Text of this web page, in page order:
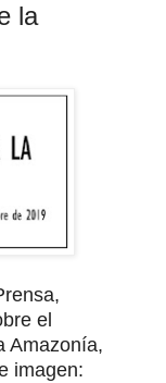
la
el
Amazonía,
imagen: